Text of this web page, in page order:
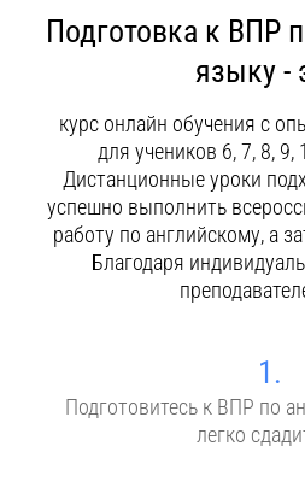
Подготовка к ВПР
языку -
курс онлайн обучения с
для учеников 6, 7, 8, 9,
Дистанционные уроки
успешно выполнить
работу по английскому, а
Благодаря
1.
Подготовитесь к ВПР по
легко